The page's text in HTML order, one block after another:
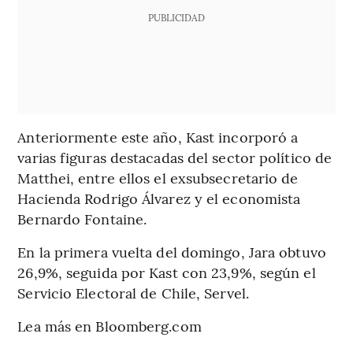
PUBLICIDAD
Anteriormente este año, Kast incorporó a
varias figuras destacadas del sector político de
Matthei, entre ellos el exsubsecretario de
Hacienda Rodrigo Álvarez y el economista
Bernardo Fontaine.
En la primera vuelta del domingo, Jara obtuvo
26,9%, seguida por Kast con 23,9%, según el
Servicio Electoral de Chile, Servel.
Lea más en Bloomberg.com